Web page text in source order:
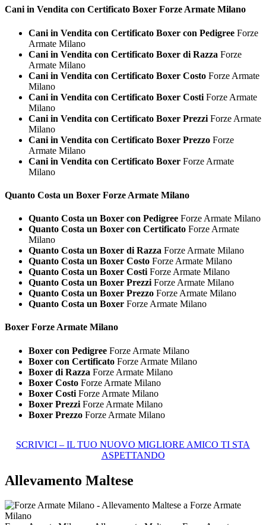
Cani in Vendita con Certificato Boxer Forze Armate Milano
Cani in Vendita con Certificato Boxer con Pedigree Forze
Armate Milano
Cani in Vendita con Certificato Boxer di Razza Forze
Armate Milano
Cani in Vendita con Certificato Boxer Costo Forze Armate
Milano
Cani in Vendita con Certificato Boxer Costi Forze Armate
Milano
Cani in Vendita con Certificato Boxer Prezzi Forze Armate
Milano
Cani in Vendita con Certificato Boxer Prezzo Forze
Armate Milano
Cani in Vendita con Certificato Boxer Forze Armate
Milano
Quanto Costa un Boxer Forze Armate Milano
Quanto Costa un Boxer con Pedigree Forze Armate Milano
Quanto Costa un Boxer con Certificato Forze Armate
Milano
Quanto Costa un Boxer di Razza Forze Armate Milano
Quanto Costa un Boxer Costo Forze Armate Milano
Quanto Costa un Boxer Costi Forze Armate Milano
Quanto Costa un Boxer Prezzi Forze Armate Milano
Quanto Costa un Boxer Prezzo Forze Armate Milano
Quanto Costa un Boxer Forze Armate Milano
Boxer Forze Armate Milano
Boxer con Pedigree Forze Armate Milano
Boxer con Certificato Forze Armate Milano
Boxer di Razza Forze Armate Milano
Boxer Costo Forze Armate Milano
Boxer Costi Forze Armate Milano
Boxer Prezzi Forze Armate Milano
Boxer Prezzo Forze Armate Milano
SCRIVICI – IL TUO NUOVO MIGLIORE AMICO TI STA
ASPETTANDO
Allevamento Maltese